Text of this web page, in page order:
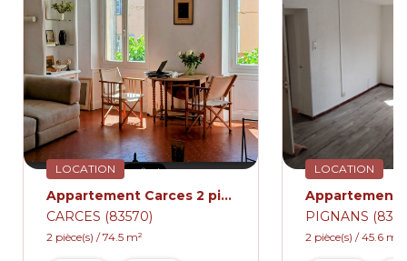
LOCATION
Appartement Carces 2 pièce(s) Traversant 74.54 m2 Meublé avec terrasse
CARCES (83570)
2 pièce(s) / 74.5 m²
LOCATION
PIGNANS
2 pièce(s) / 45.6 m²